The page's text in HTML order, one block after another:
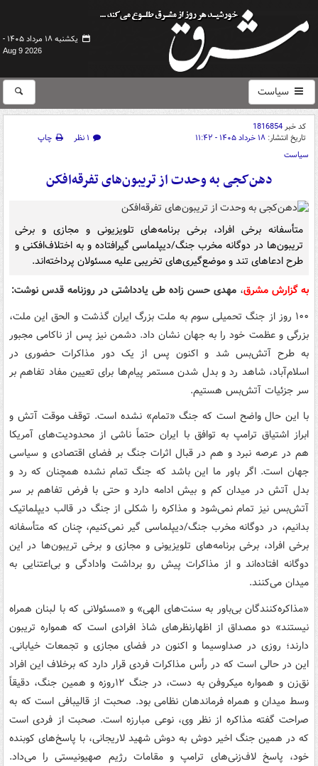
یکشنبه ۱۸ مرداد ۱۴۰۵ -
Aug 9 2026
سیاست
کد خبر1816854
تاریخ انتشار: ۱۸ خرداد ۱۴۰۵ - ۱۱:۴۲ ۱ نظر
چاپ
سیاست
دهن‌کجی به وحدت از تریبون‌های تفرقه‌افکن
متأسفانه برخی افراد، برخی برنامه‌های تلویزیونی و مجازی و برخی
تریبون‌ها در دوگانه مخرب جنگ/دیپلماسی گیرافتاده‌ و به اختلاف‌افکنی و
طرح ادعاهای تند و موضع‌گیری‌های تخریبی علیه مسئولان پرداخته‌اند.
به گزارش مشرق، مهدی حسن زاده طی یادداشتی در روزنامه قدس نوشت:
۱۰۰ روز از جنگ تحمیلی سوم به ملت بزرگ ایران گذشت و الحق این ملت،
بزرگی و عظمت خود را به جهان نشان داد. دشمن نیز پس از ناکامی مجبور
به طرح آتش‌بس شد و اکنون پس از یک دور مذاکرات حضوری در
اسلام‌آباد، شاهد رد و بدل شدن مستمر پیام‌ها برای تعیین مفاد تفاهم بر
سر جزئیات آتش‌بس هستیم.
با این حال واضح است که جنگ «تمام» نشده است. توقف موقت آتش و
ابراز اشتیاق ترامپ به توافق با ایران حتماً ناشی از محدودیت‌های آمریکا
هم در عرصه نبرد و هم در قبال اثرات جنگ بر فضای اقتصادی و سیاسی
جهان است. اگر باور ما این باشد که جنگ تمام نشده همچنان که رد و
بدل آتش در میدان کم و بیش ادامه دارد و حتی با فرض تفاهم بر سر
آتش‌بس نیز تمام نمی‌شود و مذاکره را شکلی از جنگ در قالب دیپلماتیک
بدانیم، در دوگانه مخرب جنگ/دیپلماسی گیر نمی‌کنیم، چنان که متأسفانه
برخی افراد، برخی برنامه‌های تلویزیونی و مجازی و برخی تریبون‌ها در این
دوگانه افتاده‌اند و از مذاکرات پیش رو برداشت وادادگی و بی‌اعتنایی به
میدان می‌کنند.
«مذاکره‌کنندگان بی‌باور به سنت‌های الهی» و «مسئولانی که با لبنان همراه
نیستند» دو مصداق از اظهارنظرهای شاذ افرادی است که همواره تریبون
دارند؛ روزی در صداوسیما و اکنون در فضای مجازی و تجمعات خیابانی.
این در حالی است که در رأس مذاکرات فردی قرار دارد که برخلاف این افراد
نق‌زن و همواره میکروفن به دست، در جنگ ۱۲روزه و همین جنگ، دقیقاً
وسط میدان و همراه فرماندهان نظامی بود. صحبت از قالیبافی است که به
صراحت گفته مذاکره از نظر وی، نوعی مبارزه است. صحبت از فردی است
که در همین جنگ اخیر دوش به دوش شهید لاریجانی، با پاسخ‌های کوبنده
خود، پاسخ لاف‌زنی‌های ترامپ و مقامات رژیم صهیونیستی را می‌داد.